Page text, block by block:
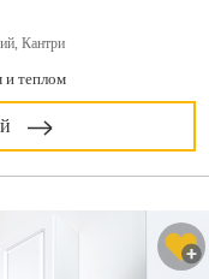
Кантри
и теплом